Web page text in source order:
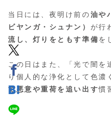
当日には、夜明け前の油や
ビヤンガ・シュナン） が行
流し、灯りをともす準備を
この日はまた、「光で闇を
り個人的な浄化として色濃
て悪意や重荷を追い出す慣